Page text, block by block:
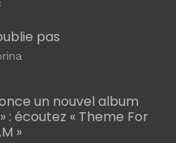
pas
un nouvel album
: écoutez « Theme For
»